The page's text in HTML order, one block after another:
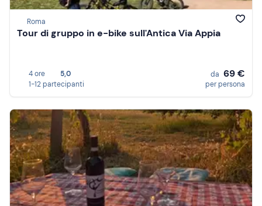
Roma
Tour di gruppo in e-bike sull'Antica Via Appia
4 ore
5,0
1-12 partecipanti
da 69 €
per persona